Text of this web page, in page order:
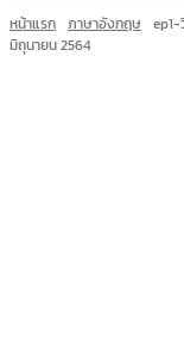
หน้าแรก ภาษาอังกฤษ
มิถุนายน 2564